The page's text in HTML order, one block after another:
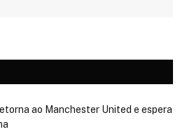
ao Manchester United e espera